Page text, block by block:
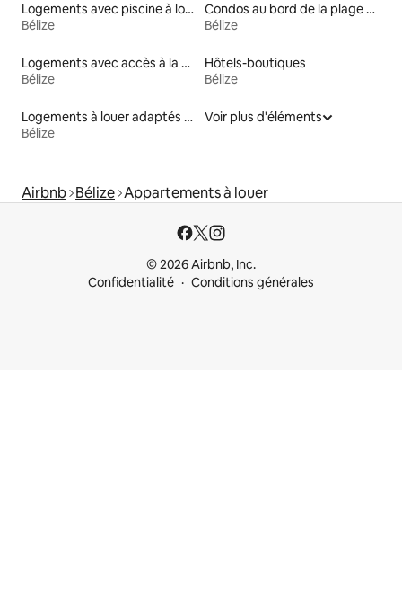
Logements avec piscine à louer
Bélize
Condos au bord de la plage à louer
Bélize
Logements avec accès à la plage
Bélize
Hôtels-boutiques
Bélize
Logements à louer adaptés aux animaux
Bélize
Voir plus d'éléments
Airbnb Bélize Appartements à louer
© 2026 Airbnb, Inc.
Confidentialité
Conditions générales